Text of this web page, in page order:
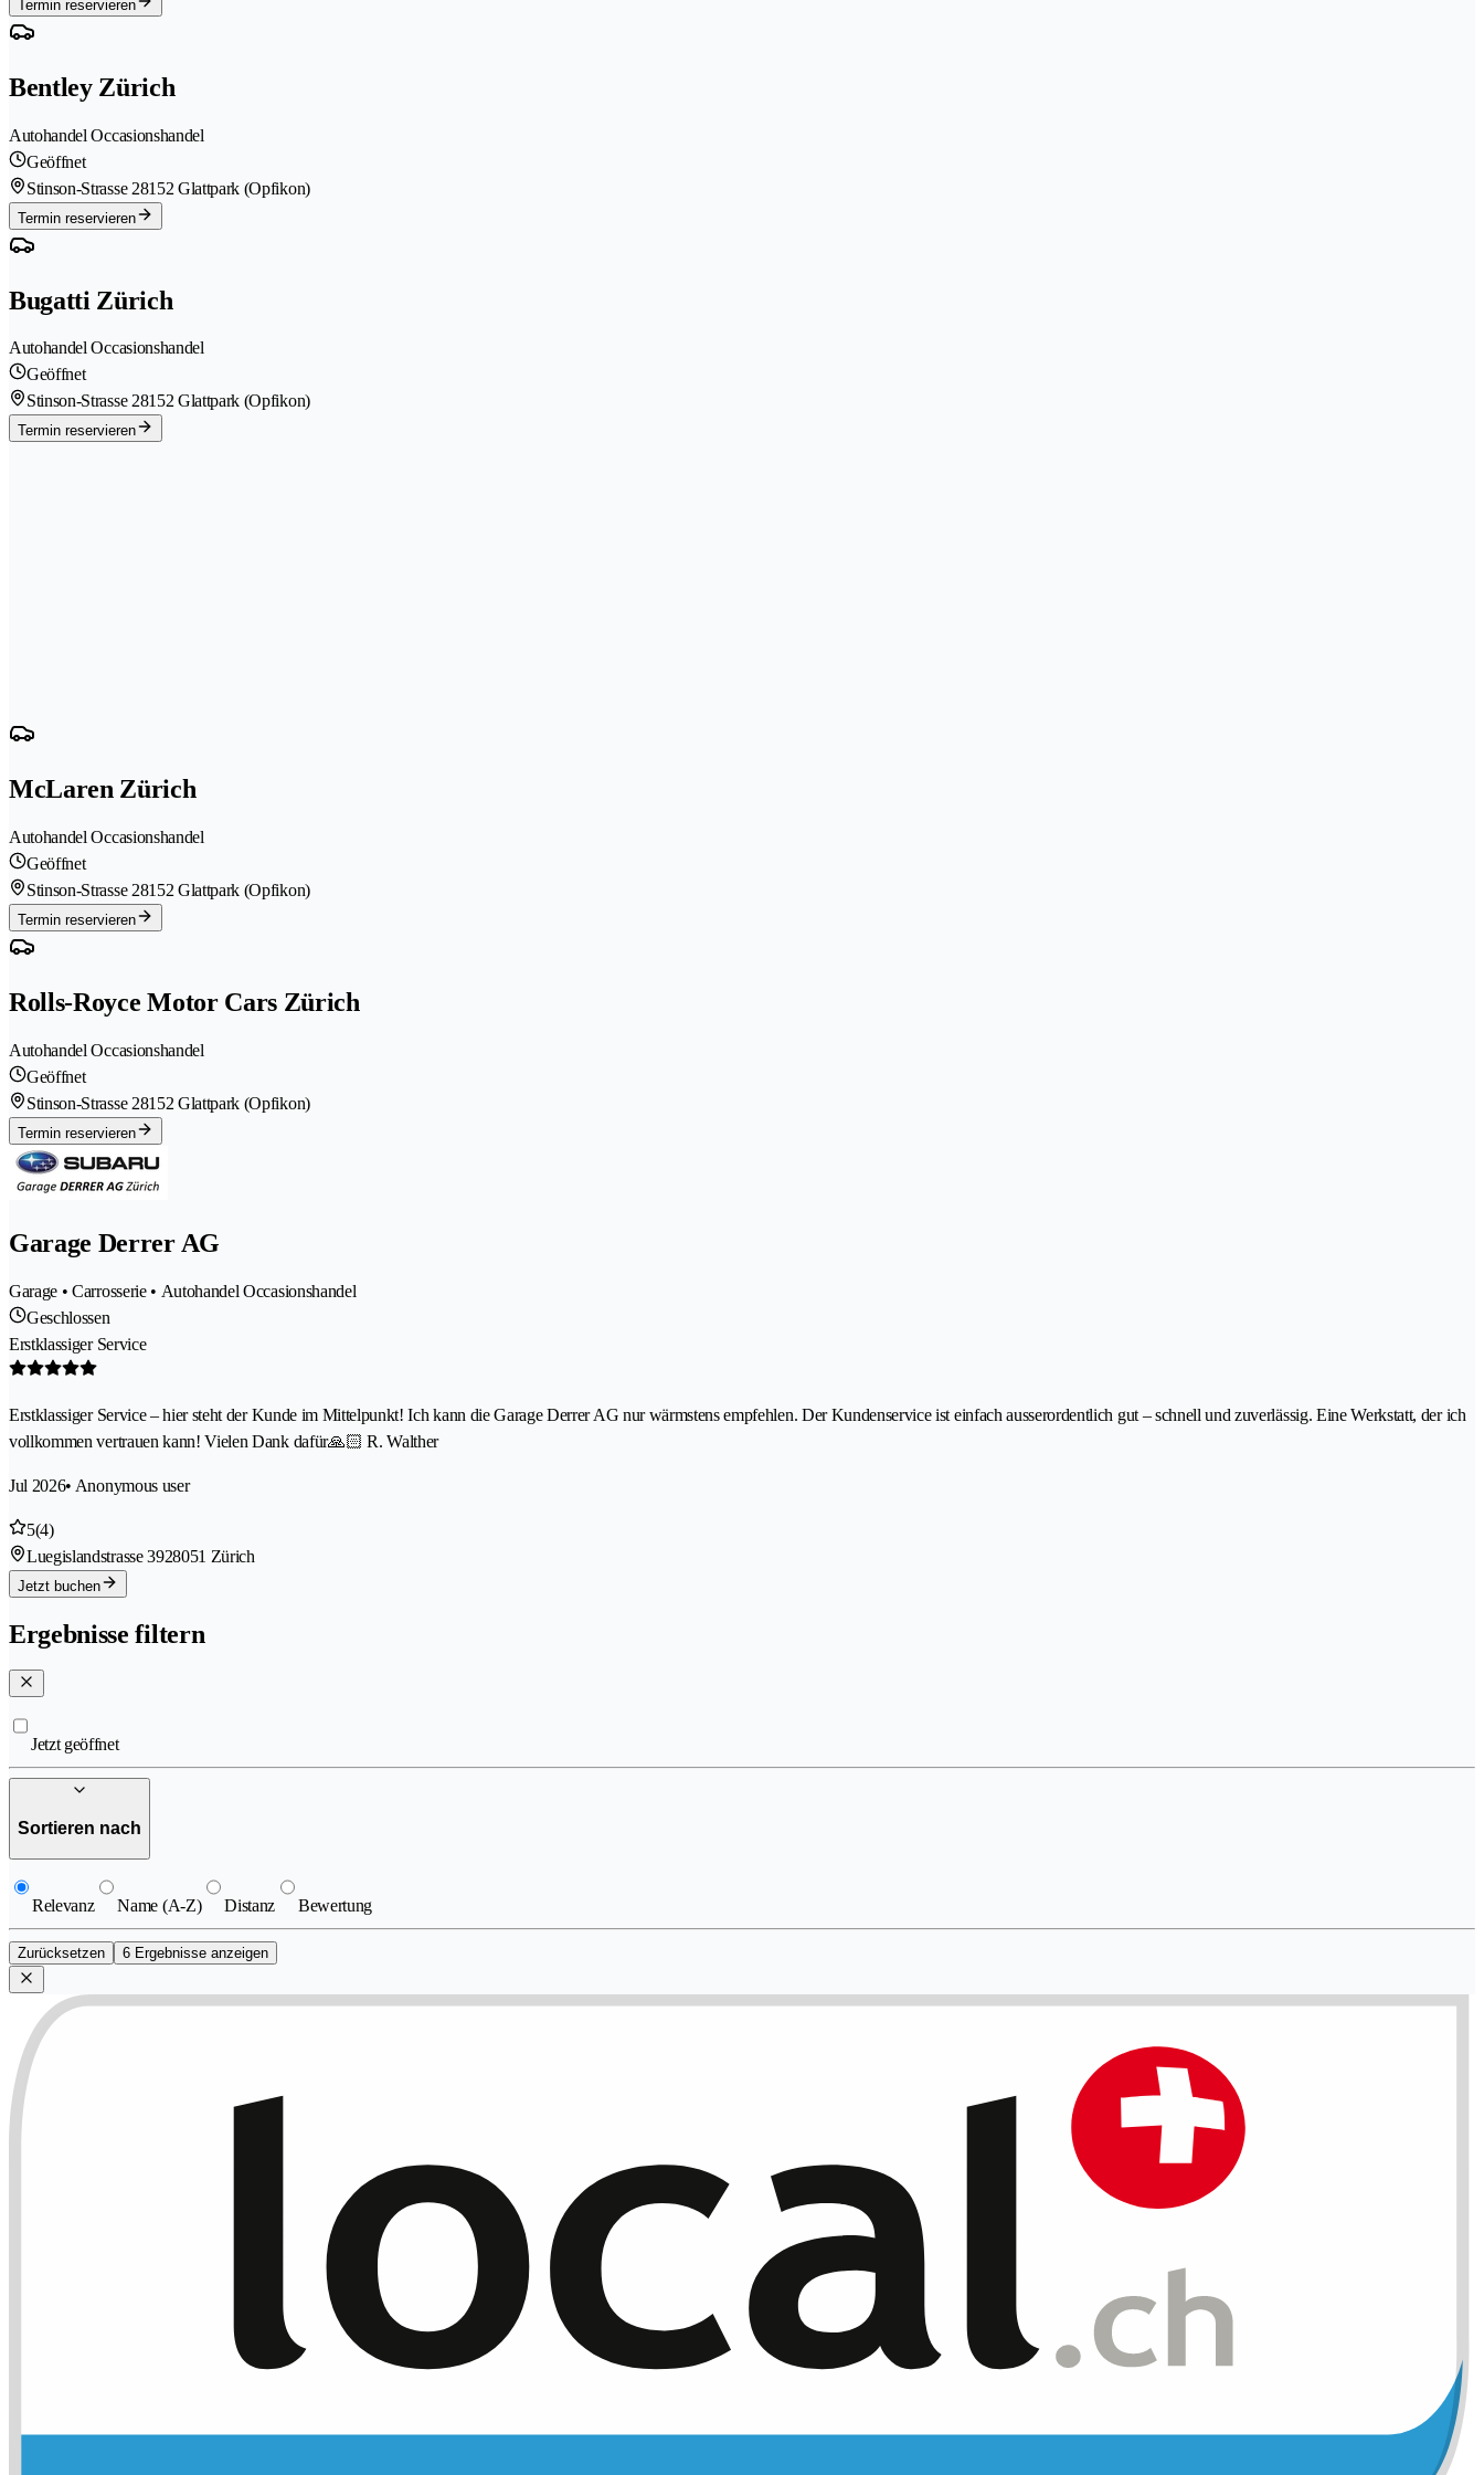
Termin reservieren
Bentley Zürich
Autohandel Occasionshandel
Geöffnet
Stinson-Strasse 28152 Glattpark (Opfikon)
Termin reservieren
Bugatti Zürich
Autohandel Occasionshandel
Geöffnet
Stinson-Strasse 28152 Glattpark (Opfikon)
Termin reservieren
McLaren Zürich
Autohandel Occasionshandel
Geöffnet
Stinson-Strasse 28152 Glattpark (Opfikon)
Termin reservieren
Rolls-Royce Motor Cars Zürich
Autohandel Occasionshandel
Geöffnet
Stinson-Strasse 28152 Glattpark (Opfikon)
Termin reservieren
Garage Derrer AG
Garage • Carrosserie • Autohandel Occasionshandel
Geschlossen
Erstklassiger Service
Erstklassiger Service – hier steht der Kunde im Mittelpunkt! Ich kann die Garage Derrer AG nur wärmstens empfehlen. Der Kundenservice ist einfach ausserordentlich gut – schnell und zuverlässig. Eine Werkstatt, der ich
vollkommen vertrauen kann! Vielen Dank dafür🙏🏻 R. Walther
Jul 2026• Anonymous user
5(4)
Luegislandstrasse 3928051 Zürich
Jetzt buchen
Ergebnisse filtern
Jetzt geöffnet
Sortieren nach
Relevanz Name (A-Z) Distanz Bewertung
Zurücksetzen 6 Ergebnisse anzeigen